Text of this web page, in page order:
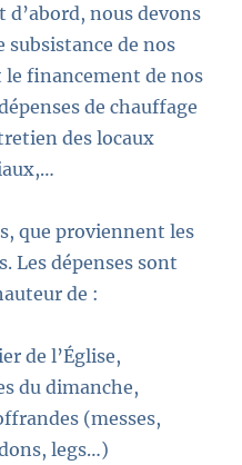
d’abord, nous devons
subsistance de nos
le financement de nos
de chauffage
des locaux
que proviennent les
Les dépenses sont
de :
de l’Église,
du dimanche,
(messes,
legs…)